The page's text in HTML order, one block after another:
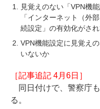
見覚えのない「VPN機
「インターネット（外
続設定」の有効化がさ
VPN機能設定に見覚え
いないか
［記事追記 4月6日］
同日付けで、警察庁
る。